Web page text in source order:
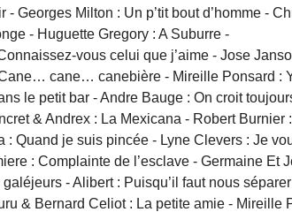
Georges Milton : Un p’tit bout d’homme -
- Huguette Gregory : A Suburre -
vous celui que j’aime - Jose
cane… canebière - Mireille Ponsard :
le petit bar - Andre Bauge : On croit
& Andrex : La Mexicana - Robert Burnier
Quand je suis pincée - Lyne Clevers : Je
: Complainte de l’esclave - Germaine Et
- Alibert : Puisqu’il faut nous
& Bernard Celiot : La petite amie -